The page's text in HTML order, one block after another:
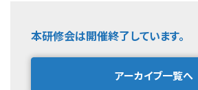
本研修会は開催終了しています。
アーカイブ一覧へ